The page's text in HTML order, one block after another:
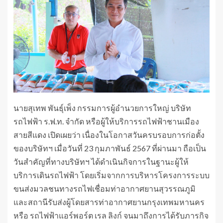
นายสุเทพ พันธุ์เพ็ง กรรมการผู้อำนวยการใหญ่ บริษัท
รถไฟฟ้า ร.ฟ.ท. จำกัด หรือผู้ให้บริการรถไฟฟ้าชานเมือง
สายสีแดง เปิดเผยว่า เนื่องในโอกาสวันครบรอบการก่อตั้ง
ของบริษัทฯ เมื่อวันที่ 23 กุมภาพันธ์ 2567 ที่ผ่านมา ถือเป็น
วันสำคัญที่ทางบริษัทฯ ได้ดำเนินกิจการในฐานะผู้ให้
บริการเดินรถไฟฟ้า โดยเริ่มจากการบริหารโครงการระบบ
ขนส่งมวลชนทางรถไฟเชื่อมท่าอากาศยานสุวรรณภูมิ
และสถานีรับส่งผู้โดยสารท่าอากาศยานกรุงเทพมหานคร
หรือ รถไฟฟ้าแอร์พอร์ต เรล ลิงก์ จนมาถึงการได้รับภารกิจ